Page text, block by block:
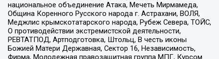
национальное объединение Атака, Мечеть Мирмамеда,
Община Коренного Русского народа г. Астрахани, ВОЛЯ,
Меджлис крымскотатарского народа, Рубеж Севера, ТОЙС,
О противодействии экстремистской деятельности,
РЕВТАТПОД, Артподготовка, Штольц, В честь иконы
Божией Матери Державная, Сектор 16, Независимость,
Фирма, Молодежная правозащитная группа МПГ, Курсом